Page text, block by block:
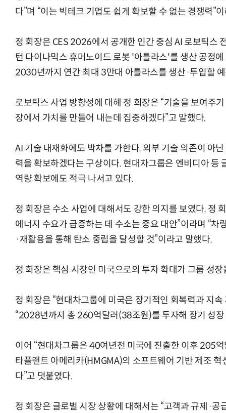
다”며 “이는 빅테크 기업도 쉽게 확보할 수 없는 경쟁력”
정 회장은 CES 2026에서 공개한 인간 중심 AI 로보틱스
턴 다이나믹스 휴머노이드 로봇 '아틀라스'를 생산 공정
2030년까지 연간 최대 3만대 아틀라스를 생산·투입할
로보틱스 사업 방향성에 대해 정 회장은 “기술을 보여주
장에서 가치를 만들어 내는데 집중하겠다”고 말했다.
AI 기술 내재화에도 박차를 가한다. 외부 기술 의존이 아
력을 확보하겠다는 구상이다. 현대차그룹은 엔비디아 등
역량 확보에도 적극 나서고 있다.
정 회장은 수소 사업에 대해서도 강한 의지를 보였다. 정
에너지 수요가 급증하는 데 수소는 중요 대안”이라며 “차
·재활용을 통해 탄소 중립을 달성할 것”이라고 말했다.
정 회장은 핵심 시장인 미국으로의 투자 확대가 그룹 성
정 회장은 “현대차그룹에 미국은 장기적인 회복력과 지
“2028년까지 총 260억달러(38조원)를 투자해 장기 성
이어 “현대차그룹은 40여년전 미국에 진출한 이후 205
타플랜트 아메리카(HMGMA)의 소프트웨어 기반 제조
다”고 덧붙였다.
정 회장은 글로벌 시장 상황에 대해서는 “고객과 규제·